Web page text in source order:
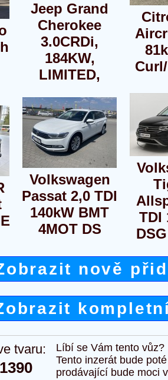
Jeep Grand
Cherokee
3.0CRDi,
184KW,
LIMITED,
Volkswagen
Passat 2,0 TDI
140kW BMT
4MOT DS
TDI
nově
tvaru:
Líbí se Vám tento
Tento inzerát bude
prodávající bude moci